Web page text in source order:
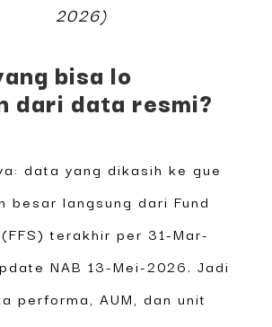
2026)
bisa lo
dari data resmi?
data yang dikasih ke gue
besar langsung dari Fund
terakhir per 31-Mar-
NAB 13-Mei-2026. Jadi
performa, AUM, dan unit